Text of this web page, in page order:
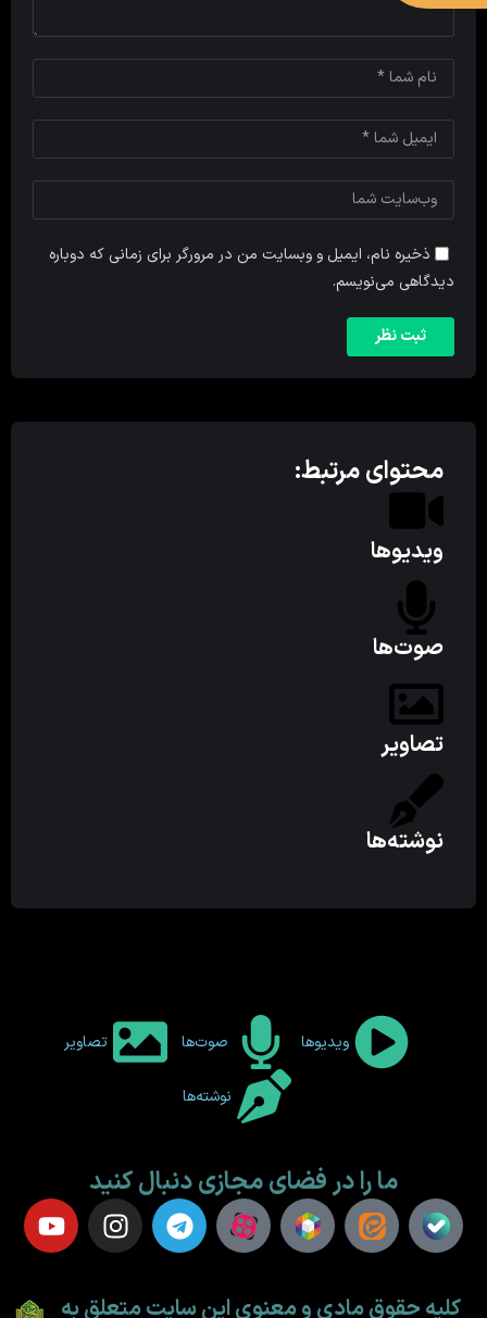
ذخیره نام، ایمیل و وبسایت من در مرورگر برای زمانی که دوباره
دیدگاهی می‌نویسم.
محتوای مرتبط:
ویدیوها
صوت‌ها
تصاویر
نوشته‌ها
ویدیوها صوت‌ها تصاویر
نوشته‌ها
ما را در فضای مجازی دنبال کنید
کلیه حقوق مادی و معنوی این سایت متعلق به